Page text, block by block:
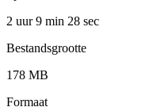
2 uur 9 min 28 sec
Bestandsgrootte
178 MB
Formaat